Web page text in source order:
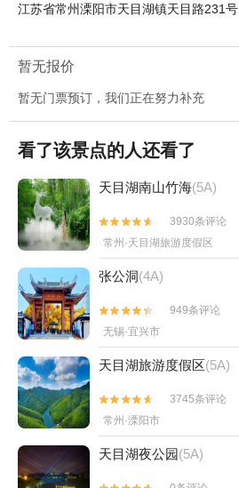
江苏省常州溧阳市天目湖镇天目路231号
暂无报价
暂无门票预订，我们正在努力补充
看了该景点的人还看了
天目湖南山竹海(5A)


3930条评论
常州·天目湖旅游度假区
张公洞(4A)


949条评论
无锡·宜兴市
天目湖旅游度假区(5A)


3745条评论
常州·溧阳市
天目湖夜公园(5A)